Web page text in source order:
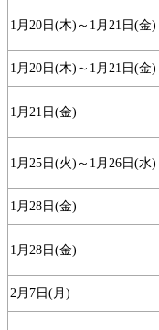
1月20日(木)～1月21日(金)
1月20日(木)～1月21日(金)
1月21日(金)
1月25日(火)～1月26日(水)
1月28日(金)
1月28日(金)
2月7日(月)